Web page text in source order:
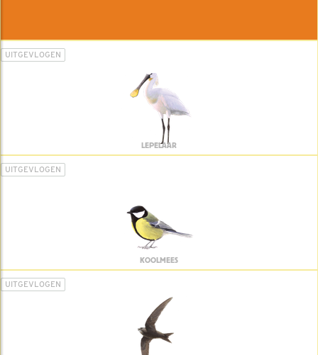
UITGEVLOGEN
LEPELAAR
UITGEVLOGEN
KOOLMEES
UITGEVLOGEN